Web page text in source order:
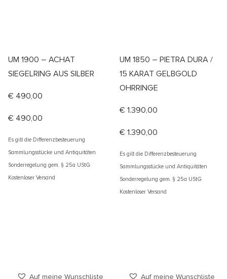
UM 1900 – ACHAT
SIEGELRING AUS SILBER
€ 490,00
€ 490,00
Es gilt die Differenzbesteuerung
Sammlungsstücke und Antiquitäten
Sonderregelung gem. § 25a UStG
Kostenloser Versand
UM 1850 – PIETRA DURA /
15 KARAT GELBGOLD
OHRRINGE
€ 1.390,00
€ 1.390,00
Es gilt die Differenzbesteuerung
Sammlungsstücke und Antiquitäten
Sonderregelung gem. § 25a UStG
Kostenloser Versand
Auf meine Wunschliste Auf meine Wunschliste